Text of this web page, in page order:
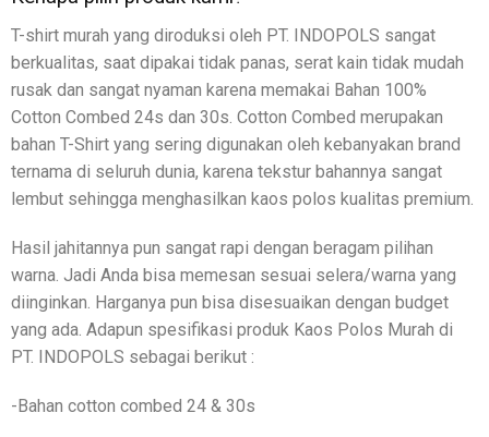
T-shirt murah yang diroduksi oleh PT. INDOPOLS sangat
berkualitas, saat dipakai tidak panas, serat kain tidak mudah
rusak dan sangat nyaman karena memakai Bahan 100%
Cotton Combed 24s dan 30s. Cotton Combed merupakan
bahan T-Shirt yang sering digunakan oleh kebanyakan brand
ternama di seluruh dunia, karena tekstur bahannya sangat
lembut sehingga menghasilkan kaos polos kualitas premium.
Hasil jahitannya pun sangat rapi dengan beragam pilihan
warna. Jadi Anda bisa memesan sesuai selera/warna yang
diinginkan. Harganya pun bisa disesuaikan dengan budget
yang ada. Adapun spesifikasi produk Kaos Polos Murah di
PT. INDOPOLS sebagai berikut :
-Bahan cotton combed 24 & 30s